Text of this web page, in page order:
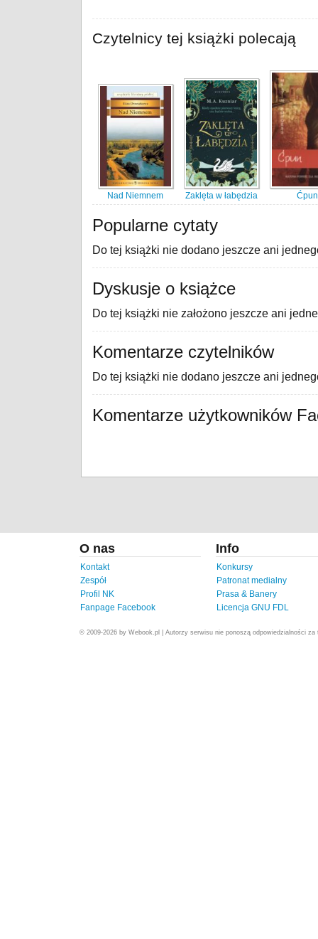
Czytelnicy tej książki polecają
Nad Niemnem Zaklęta w łabędzia Ćpun
Popularne cytaty
Do tej książki nie dodano jeszcze ani
Dyskusje o książce
Do tej książki nie założono jeszcze ani
Komentarze czytelników
Do tej książki nie dodano jeszcze ani
Komentarze użytkowników
O nas
Kontakt
Zespół
Profil NK
Fanpage Facebook
Info
Konkursy
Patronat medialny
Prasa & Banery
Licencja GNU FDL
© 2009-2026 by Webook.pl | Autorzy serwisu nie ponoszą odpowiedzialności